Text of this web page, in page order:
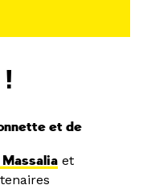
et de
et